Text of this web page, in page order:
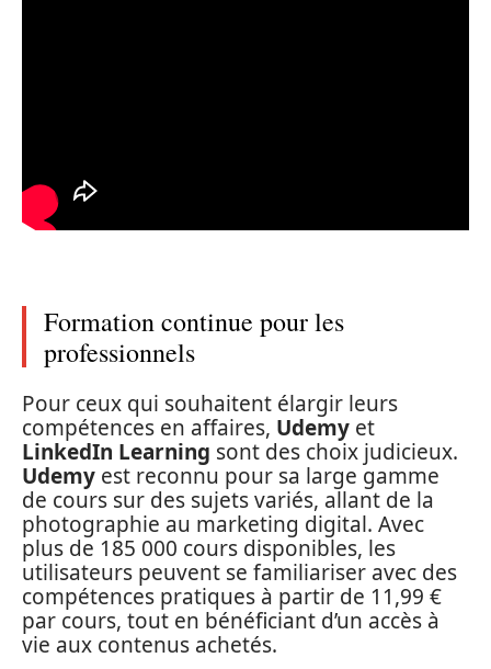
Formation continue pour les
professionnels
Pour ceux qui souhaitent élargir leurs
compétences en affaires, Udemy et
LinkedIn Learning sont des choix judicieux.
Udemy est reconnu pour sa large gamme
de cours sur des sujets variés, allant de la
photographie au marketing digital. Avec
plus de 185 000 cours disponibles, les
utilisateurs peuvent se familiariser avec des
compétences pratiques à partir de 11,99 €
par cours, tout en bénéficiant d’un accès à
vie aux contenus achetés.